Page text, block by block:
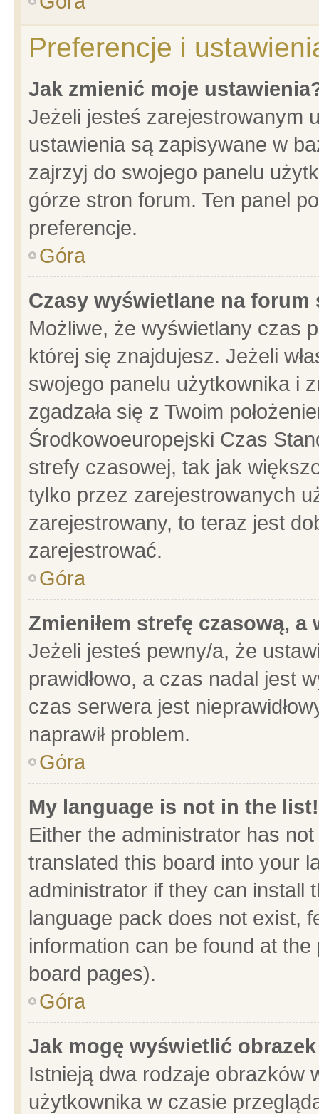
Preferencje i
Jak zmienić moje
Jeżeli jesteś zarejestrowanym
ustawienia są zapisywane w
zajrzyj do swojego panelu
górze stron forum. Ten panel
preferencje.
Góra
Czasy wyświetlane na forum
Możliwe, że wyświetlany czas
której się znajdujesz. Jeżeli
swojego panelu użytkownika i
zgadzała się z Twoim
Środkowoeuropejski Czas
strefy czasowej, tak jak
tylko przez zarejestrowanych
zarejestrowany, to teraz jest
zarejestrować.
Góra
Zmieniłem strefę czasową,
Jeżeli jesteś pewny/a, że
prawidłowo, a czas nadal jest
czas serwera jest
naprawił problem.
Góra
My language is not in the list!
Either the administrator has
translated this board into your
administrator if they can install
language pack does not exist,
information can be found at
board pages).
Góra
Jak mogę wyświetlić
Istnieją dwa rodzaje obrazków
użytkownika w czasie